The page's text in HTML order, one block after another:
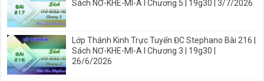
Sách NƠ-KHE-MI-A I Chương 5 | 19g30 | 3/7/2026
Lớp Thánh Kinh Trực Tuyến ĐC Stephano Bài 216 |
Sách NƠ-KHE-MI-A I Chương 3 | 19g30 |
26/6/2026